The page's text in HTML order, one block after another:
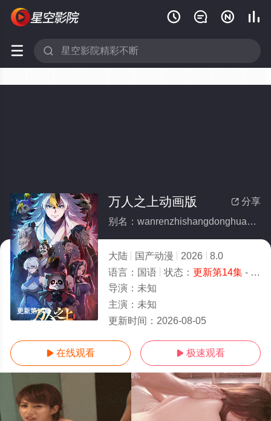
   
 
更新第14集
 分享
万人之上动画版
别名：wanrenzhishangdonghuaban
大陆 国产动漫 2026
8.0
语言： 国语 状态： 更新第14集- 免费在线观看
导演： 未知
主演： 未知
更新时间： 2026-08-05
 在线观看  极速观看